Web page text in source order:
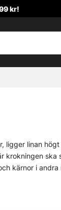
kr!
ligger linan
krokningen
kärnor i
meter,